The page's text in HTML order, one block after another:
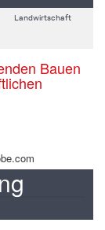
Landwirtschaft
Bauen